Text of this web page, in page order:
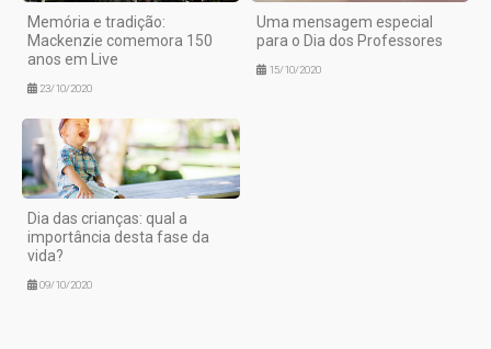
Memória e tradição:
Mackenzie comemora 150
anos em Live
23/10/2020
Uma mensagem especial
para o Dia dos Professores
15/10/2020
Dia das crianças: qual a
importância desta fase da
vida?
09/10/2020